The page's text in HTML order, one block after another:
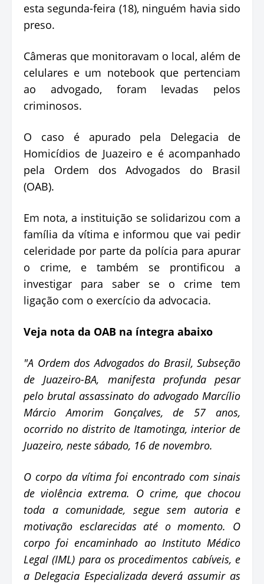
esta segunda-feira (18), ninguém havia sido
preso.
Câmeras que monitoravam o local, além de
celulares e um notebook que pertenciam
ao advogado, foram levadas pelos
criminosos.
O caso é apurado pela Delegacia de
Homicídios de Juazeiro e é acompanhado
pela Ordem dos Advogados do Brasil
(OAB).
Em nota, a instituição se solidarizou com a
família da vítima e informou que vai pedir
celeridade por parte da polícia para apurar
o crime, e também se prontificou a
investigar para saber se o crime tem
ligação com o exercício da advocacia.
Veja nota da OAB na íntegra abaixo
"A Ordem dos Advogados do Brasil, Subseção
de Juazeiro-BA, manifesta profunda pesar
pelo brutal assassinato do advogado Marcílio
Márcio Amorim Gonçalves, de 57 anos,
ocorrido no distrito de Itamotinga, interior de
Juazeiro, neste sábado, 16 de novembro.
O corpo da vítima foi encontrado com sinais
de violência extrema. O crime, que chocou
toda a comunidade, segue sem autoria e
motivação esclarecidas até o momento. O
corpo foi encaminhado ao Instituto Médico
Legal (IML) para os procedimentos cabíveis, e
a Delegacia Especializada deverá assumir as